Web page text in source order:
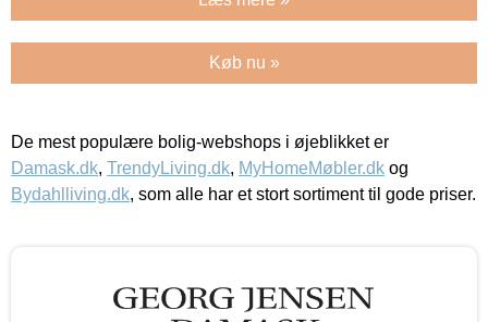
Køb nu »
De mest populære bolig-webshops i øjeblikket er
Damask.dk, TrendyLiving.dk, MyHomeMøbler.dk og
Bydahlliving.dk, som alle har et stort sortiment til gode priser.